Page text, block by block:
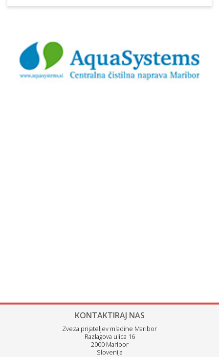
KONTAKTIRAJ NAS
Zveza prijateljev mladine Maribor
Razlagova ulica 16
2000 Maribor
Slovenija